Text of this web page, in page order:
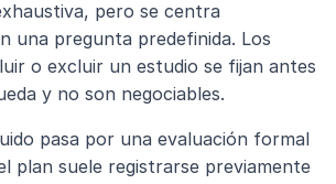
pero se centra
una pregunta predefinida. Los
o excluir un estudio se fijan antes
y no son negociables.
pasa por una evaluación formal
plan suele registrarse previamente